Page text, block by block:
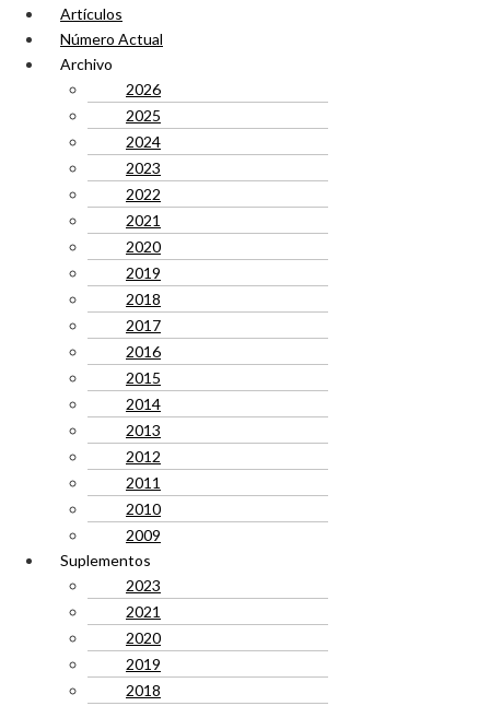
Artículos
Número Actual
Archivo
2026
2025
2024
2023
2022
2021
2020
2019
2018
2017
2016
2015
2014
2013
2012
2011
2010
2009
Suplementos
2023
2021
2020
2019
2018